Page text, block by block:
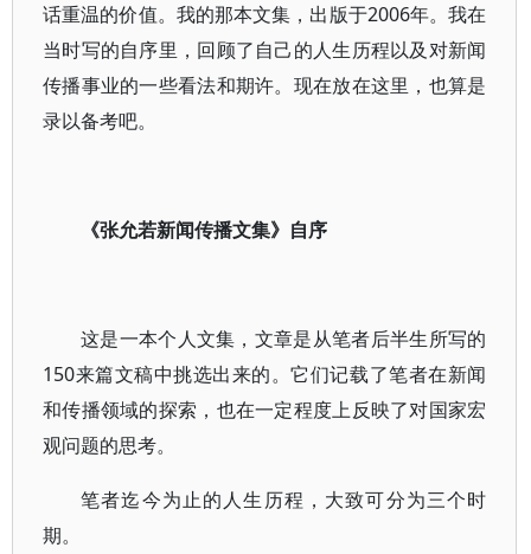
话重温的价值。我的那本文集，出版于2006年。我在
当时写的自序里，回顾了自己的人生历程以及对新闻
传播事业的一些看法和期许。现在放在这里，也算是
录以备考吧。
《张允若新闻传播文集》自序
这是一本个人文集，文章是从笔者后半生所写的
150来篇文稿中挑选出来的。它们记载了笔者在新闻
和传播领域的探索，也在一定程度上反映了对国家宏
观问题的思考。
笔者迄今为止的人生历程，大致可分为三个时
期。